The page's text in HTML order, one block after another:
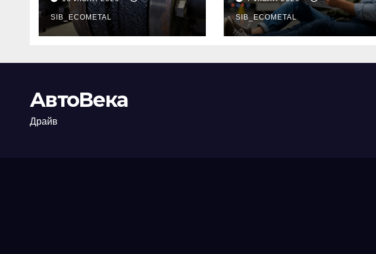
огнезащиты
фланцевых
соединений
SIB_ECOMETAL
требования и
потенциальные
риски
SIB_ECOMETAL
АвтоВека
Драйв